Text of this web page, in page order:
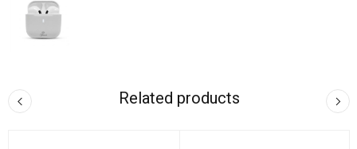
Related products